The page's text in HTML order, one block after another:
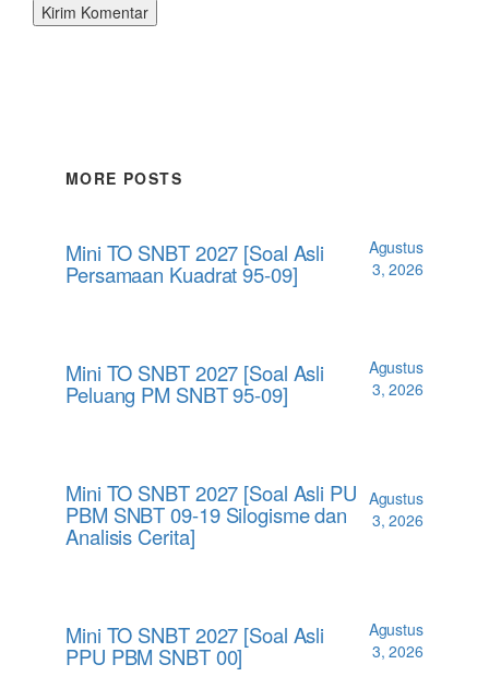
MORE POSTS
Mini TO SNBT 2027 [Soal Asli
Persamaan Kuadrat 95-09]
Agustus
3, 2026
Mini TO SNBT 2027 [Soal Asli
Peluang PM SNBT 95-09]
Agustus
3, 2026
Mini TO SNBT 2027 [Soal Asli PU
PBM SNBT 09-19 Silogisme dan
Analisis Cerita]
Agustus
3, 2026
Mini TO SNBT 2027 [Soal Asli
PPU PBM SNBT 00]
Agustus
3, 2026